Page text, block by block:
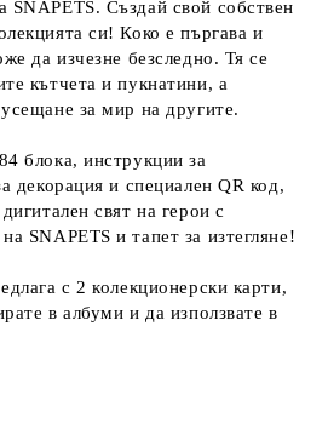
SNAPETS. Създай свой собствен
си! Коко е пъргава и
да изчезне безследно. Тя се
кътчета и пукнатини, а
за мир на другите.
блока, инструкции за
декорация и специален QR код,
свят на герои с
SNAPETS и тапет за изтегляне!
с 2 колекционерски карти,
в албуми и да използвате в